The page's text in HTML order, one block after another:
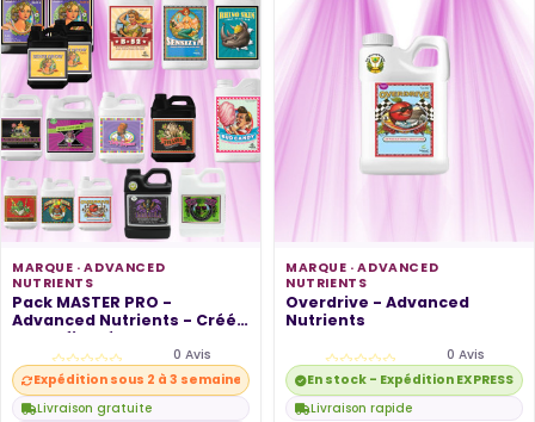
MARQUE ·ADVANCED
NUTRIENTS
Pack MASTER PRO -
Advanced Nutrients - Créé
et configuré...
0 Avis
Expédition sous 2 à 3 semaines
Livraison gratuite
MARQUE ·ADVANCED
NUTRIENTS
Overdrive - Advanced
Nutrients
0 Avis
En stock - Expédition EXPRESS
Livraison rapide